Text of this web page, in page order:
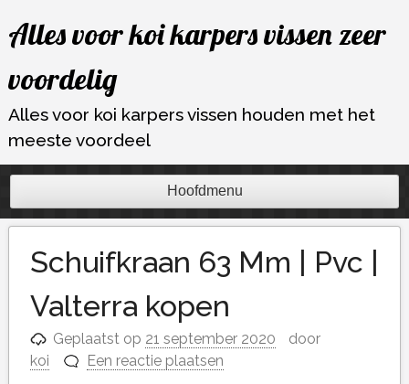
naar
inhoud
Alles voor koi karpers vissen zeer
voordelig
Alles voor koi karpers vissen houden met het
meeste voordeel
Hoofdmenu
Schuifkraan 63 Mm | Pvc |
Valterra kopen
Geplaatst op 21 september 2020
door
koi
Een reactie plaatsen